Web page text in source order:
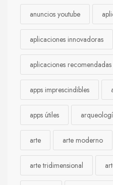
anuncios youtube
aplicaciones innovadoras
aplicaciones recomendadas
apps imprescindibles
apps útiles
arte arte moderno
arte tridimensional